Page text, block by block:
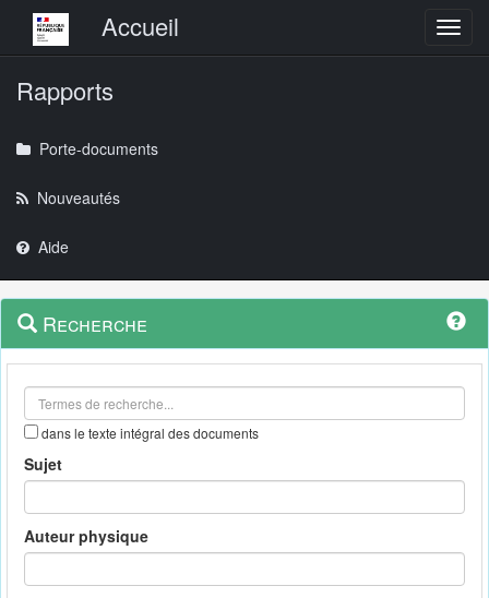
Menu principalAccueil
Rapports
Porte-documents
Nouveautés
Aide
Navigation
outils
Menu
contextuel
Recherche
dans le texte intégral des documents
Sujet
Auteur physique